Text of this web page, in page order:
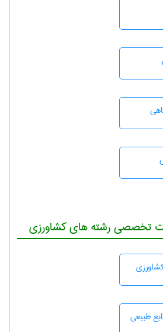
تخصصی رشته های کشاورزی
طبيعی